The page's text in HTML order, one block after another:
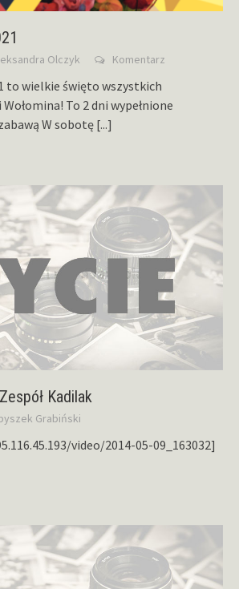
Olczyk Komentarz
to wielkie święto wszystkich
To 2 dni wypełnione
W sobotę [...]
Kadilak
Grabiński
video/2014-05-09_163032]